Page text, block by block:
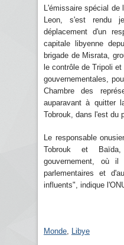
L'émissaire spécial de
Leon, s'est rendu
déplacement d'un
capitale libyenne
brigade de Misrata,
le contrôle de Tripoli
gouvernementales,
Chambre des
auparavant à quitter
Tobrouk, dans l'est du
Le responsable
Tobrouk et
gouvernement, où
parlementaires et
influents", indique
Monde Libye